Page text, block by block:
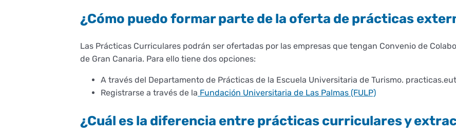
¿Cómo puedo formar parte de la oferta de prácticas
Las Prácticas Curriculares podrán ser ofertadas por las empresas que tengan Convenio de
de Gran Canaria. Para ello tiene dos opciones:
A través del Departamento de Prácticas de la Escuela Universitaria de Turismo.
Registrarse a través de la Fundación Universitaria de Las Palmas (FULP)
¿Cuál es la diferencia entre prácticas curriculares y